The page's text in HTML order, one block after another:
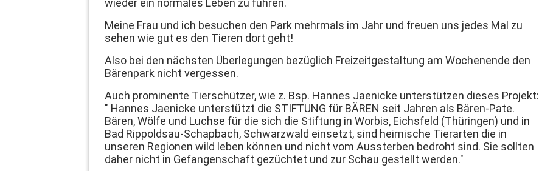
wieder ein normales Leben zu führen.
Meine Frau und ich besuchen den Park mehrmals im Jahr und freuen uns jedes Mal zu
sehen wie gut es den Tieren dort geht!
Also bei den nächsten Überlegungen bezüglich Freizeitgestaltung am Wochenende den
Bärenpark nicht vergessen.
Auch prominente Tierschützer, wie z. Bsp. Hannes Jaenicke unterstützen dieses Projekt:
" Hannes Jaenicke unterstützt die STIFTUNG für BÄREN seit Jahren als Bären-Pate.
Bären, Wölfe und Luchse für die sich die Stiftung in Worbis, Eichsfeld (Thüringen) und in
Bad Rippoldsau-Schapbach, Schwarzwald einsetzt, sind heimische Tierarten die in
unseren Regionen wild leben können und nicht vom Aussterben bedroht sind. Sie sollten
daher nicht in Gefangenschaft gezüchtet und zur Schau gestellt werden."